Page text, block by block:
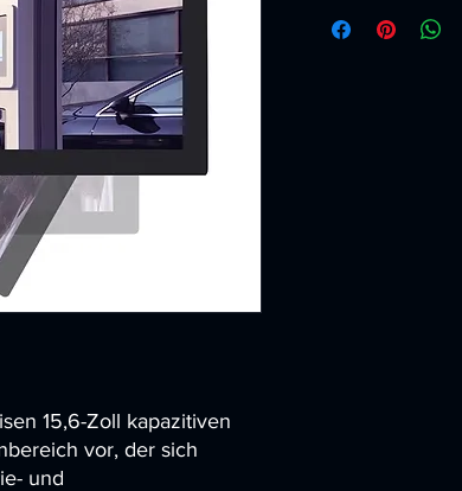
15,6-Zoll kapazitiven
vor, der sich
und